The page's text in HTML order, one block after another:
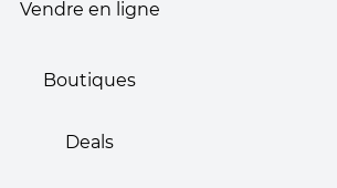
Vendre en ligne
Boutiques
Deals